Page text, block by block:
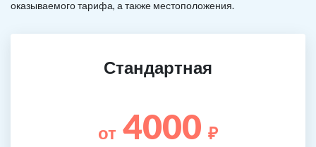
оказываемого тарифа, а также местоположения.
Стандартная
от 4000 ₽